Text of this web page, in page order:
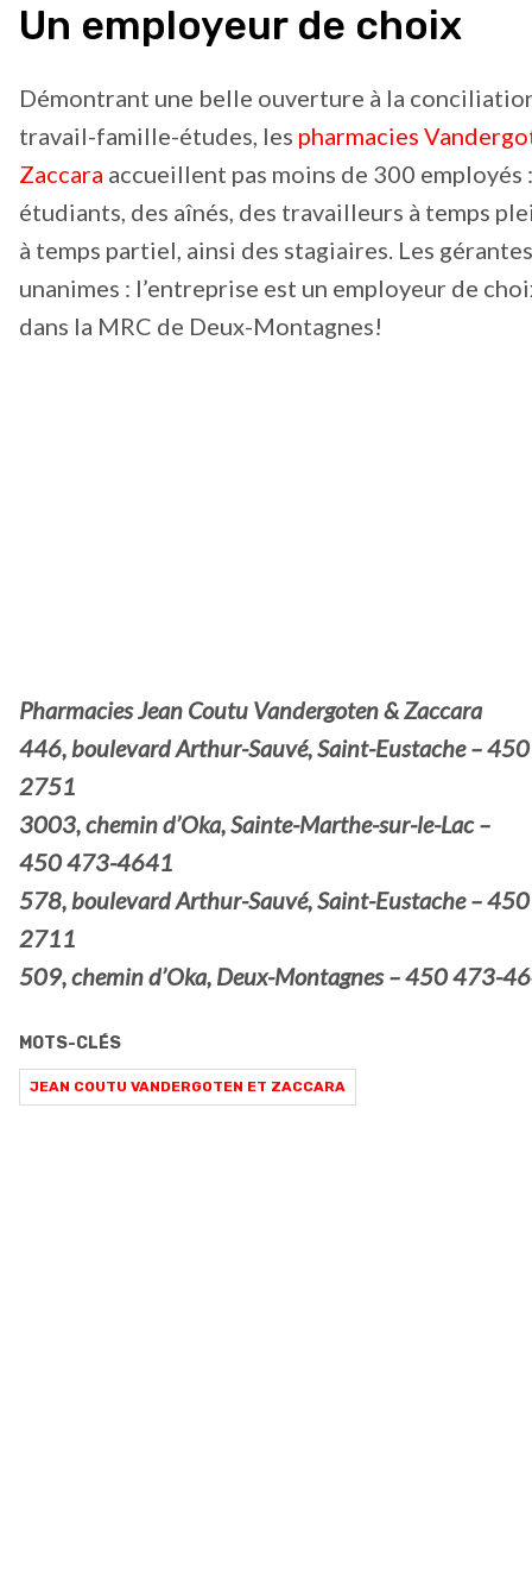
Un employeur de choix
Démontrant une belle ouverture à la
travail-famille-études, les pharmacies
Zaccara accueillent pas moins de 300 employés
étudiants, des aînés, des travailleurs à temps
à temps partiel, ainsi des stagiaires. Les
unanimes : l’entreprise est un employeur de
dans la MRC de Deux-Montagnes!
Pharmacies Jean Coutu Vandergoten & Zaccara
446, boulevard Arthur-Sauvé, Saint-Eustache –
2751
3003, chemin d’Oka, Sainte-Marthe-sur-le-Lac –
450 473-4641
578, boulevard Arthur-Sauvé, Saint-Eustache –
2711
509, chemin d’Oka, Deux-Montagnes – 450 473-
MOTS-CLÉS
JEAN COUTU VANDERGOTEN ET ZACCARA